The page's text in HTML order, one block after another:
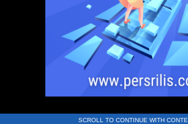
SCROLL TO CONTINUE WITH